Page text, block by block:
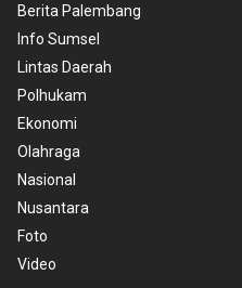
Berita Palembang
Info Sumsel
Lintas Daerah
Polhukam
Ekonomi
Olahraga
Nasional
Nusantara
Foto
Video